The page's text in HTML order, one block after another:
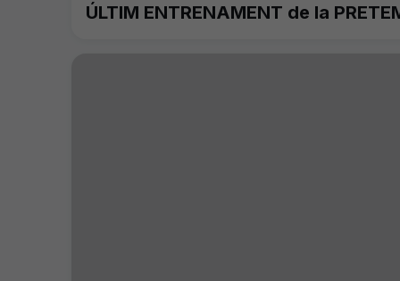
ÚLTIM ENTRENAMENT de la